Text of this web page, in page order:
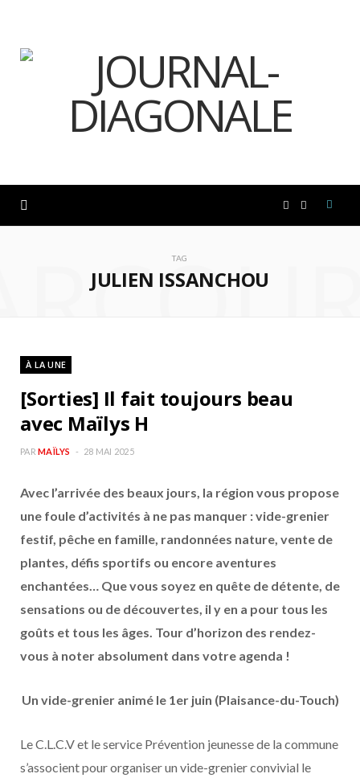
o
k a
TAG
JULIEN ISSANCHOU
À LA UNE
[Sorties] Il fait toujours beau
avec Maïlys H
PAR MAÏLYS 28 MAI 2025
Avec l’arrivée des beaux jours, la région vous propose
une foule d’activités à ne pas manquer : vide-grenier
festif, pêche en famille, randonnées nature, vente de
plantes, défis sportifs ou encore aventures
enchantées… Que vous soyez en quête de détente, de
sensations ou de découvertes, il y en a pour tous les
goûts et tous les âges. Tour d’horizon des rendez-
vous à noter absolument dans votre agenda !
Un vide-grenier animé le 1er juin (Plaisance-du-Touch)
Le C.L.C.V et le service Prévention jeunesse de la commune
s’associent pour organiser un vide-grenier convivial le